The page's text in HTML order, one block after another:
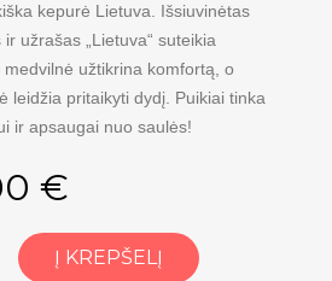
kepurė Lietuva. Išsiuvinėtas
užrašas „Lietuva“ suteikia
užtikrina komfortą, o
leidžia pritaikyti dydį. Puikiai tinka
ir apsaugai nuo saulės!
€
Į KREPŠELĮ